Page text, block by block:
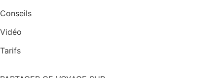
Conseils
Vidéo
Tarifs